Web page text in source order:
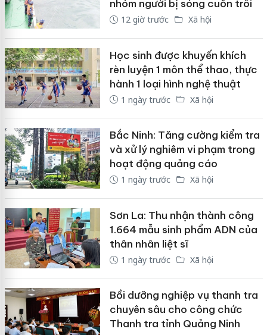
nhóm người bị sóng cuốn trôi
12 giờ trước Xã hội
Học sinh được khuyến khích
rèn luyện 1 môn thể thao, thực
hành 1 loại hình nghệ thuật
1 ngày trước Xã hội
Bắc Ninh: Tăng cường kiểm tra
và xử lý nghiêm vi phạm trong
hoạt động quảng cáo
1 ngày trước Xã hội
Sơn La: Thu nhận thành công
1.664 mẫu sinh phẩm ADN của
thân nhân liệt sĩ
1 ngày trước Xã hội
Bồi dưỡng nghiệp vụ thanh tra
chuyên sâu cho công chức
Thanh tra tỉnh Quảng Ninh